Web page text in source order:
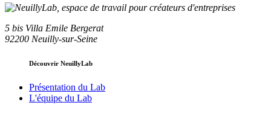
5 bis Villa Emile Bergerat
92200 Neuilly-sur-Seine
Découvrir NeuillyLab
Présentation du Lab
L'équipe du Lab